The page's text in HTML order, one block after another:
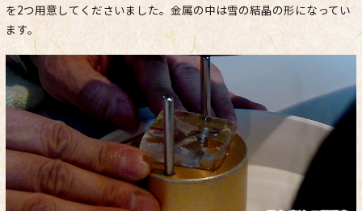
を2つ用意してくださいました。金属の中は雪の結晶の形になってい
ます。